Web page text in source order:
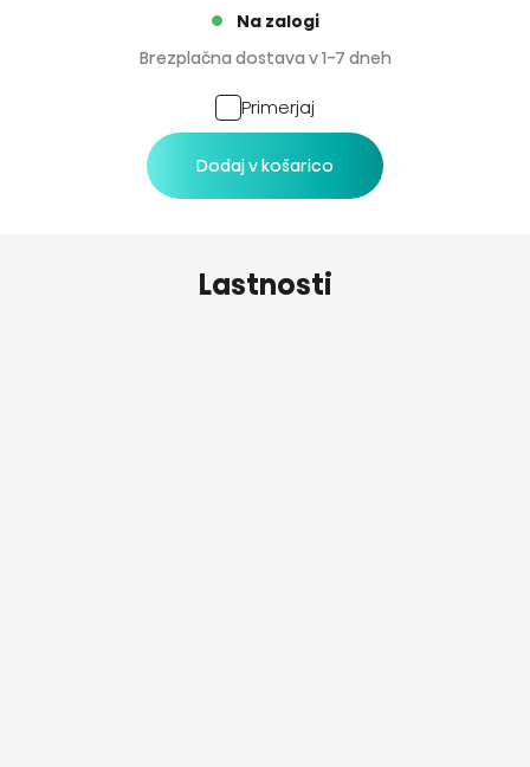
Na zalogi
Brezplačna dostava v 1-7 dneh
Primerjaj
Dodaj v košarico
Lastnosti